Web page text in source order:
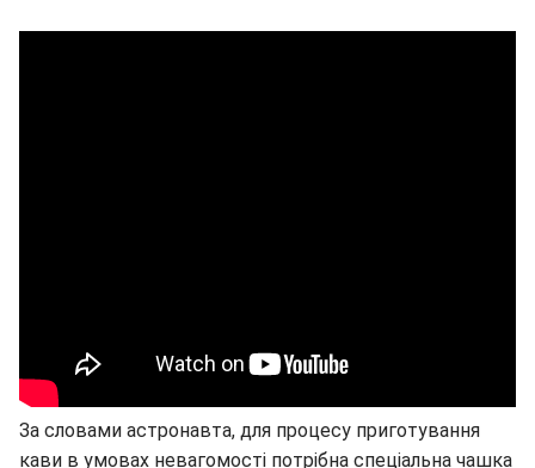
За словами астронавта, для процесу приготування
кави в умовах невагомості потрібна спеціальна чашка